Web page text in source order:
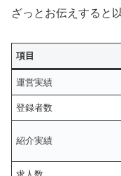
ざっとお伝えすると
項目
運営実績
登録者数
紹介実績